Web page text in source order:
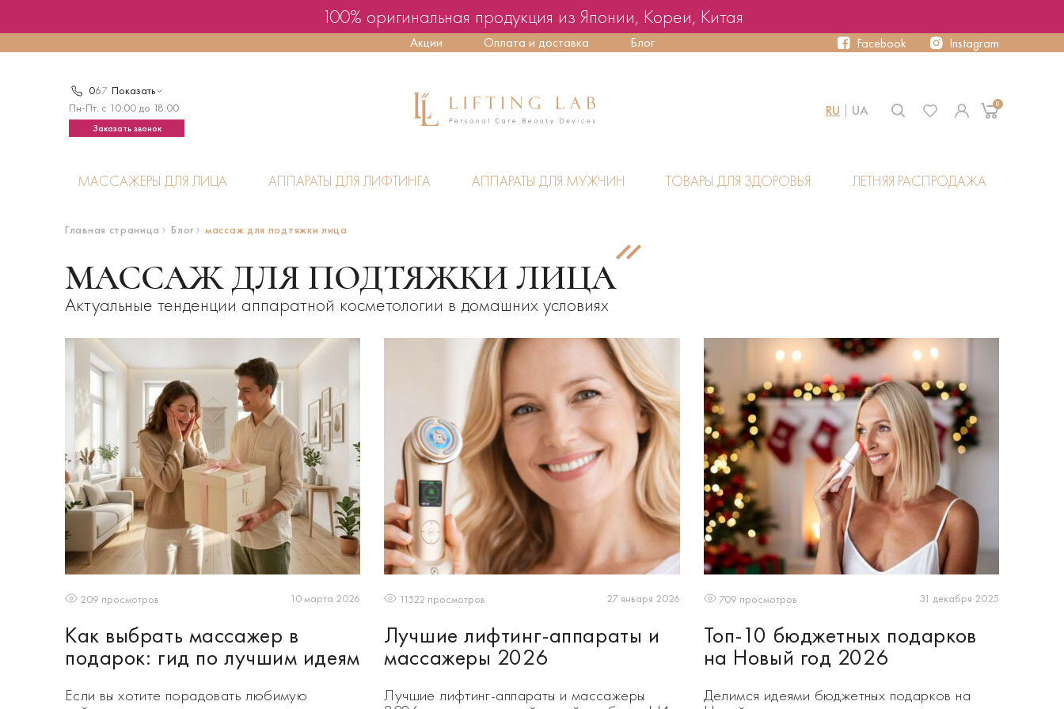
100% оригинальная продукция из Японии, Кореи, Китая
Акции Оплата и доставка Блог Facebook Instagram
067 Показать
Пн-Пт: с 10:00 до 18:00
Заказать звонок
RU UA 0
МАССАЖЕРЫ ДЛЯ ЛИЦА АППАРАТЫ ДЛЯ ЛИФТИНГА АППАРАТЫ ДЛЯ МУЖЧИН ТОВАРЫ ДЛЯ ЗДОРОВЬЯ ЛЕТНЯЯ РАСПРОДАЖА
Главная страница Блог массаж для подтяжки лица
МАССАЖ ДЛЯ ПОДТЯЖКИ ЛИЦА
Актуальные тенденции аппаратной косметологии в домашних условиях
209 просмотров 10 марта 2026
Как выбрать массажер в
подарок: гид по лучшим идеям
Если вы хотите порадовать любимую
11522 просмотров 27 января 2026
Лучшие лифтинг-аппараты и
массажеры 2026
Лучшие лифтинг-аппараты и массажеры
709 просмотров 31 декабря 2025
Топ-10 бюджетных подарков
на Новый год 2026
Делимся идеями бюджетных подарков на